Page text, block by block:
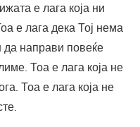
е лага која ни
е лага дека Тој нема
да направи повеќе
Тоа е лага која не
Тоа е лага која не